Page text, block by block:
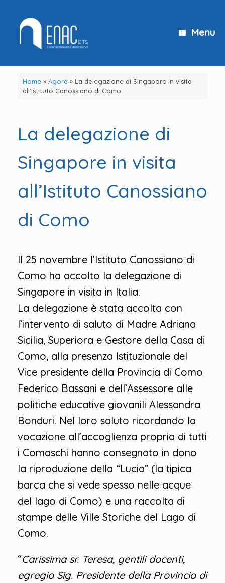
contenuto
Menu
Home» Agorà » La delegazione di Singapore in visita
all’Istituto Canossiano di Como
La delegazione di
Singapore in visita
all’Istituto Canossiano
di Como
Il 25 novembre l’Istituto Canossiano di
Como ha accolto la delegazione di
Singapore in visita in Italia.
La delegazione è stata accolta con
l’intervento di saluto di Madre Adriana
Sicilia, Superiora e Gestore della Casa di
Como, alla presenza Istituzionale del
Vice presidente della Provincia di Como
Federico Bassani e dell’Assessore alle
politiche educative giovanili Alessandra
Bonduri. Nel loro saluto ricordando la
vocazione all’accoglienza propria di tutti
i Comaschi hanno consegnato in dono
la riproduzione della “Lucia” (la tipica
barca che si vede spesso nelle acque
del lago di Como) e una raccolta di
stampe delle Ville Storiche del Lago di
Como.
“Carissima sr. Teresa, gentili docenti,
egregio Sig. Presidente della Provincia di